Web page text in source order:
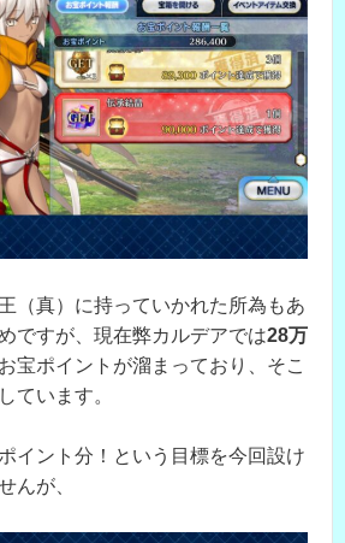
（真）に持っていかれた所為もあ
ですが、現在弊カルデアでは28万
宝ポイントが溜まっており、そこ
ています。
イント分！という目標を今回設け
んが、